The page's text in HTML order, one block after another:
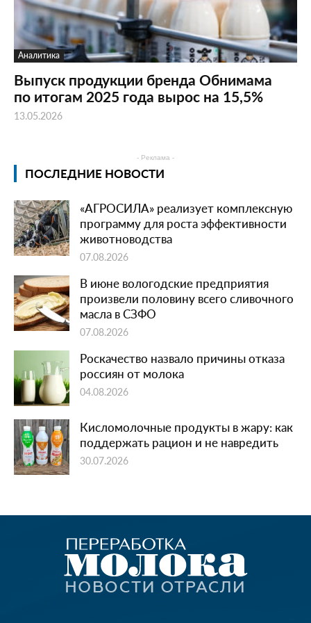
Аналитика
Выпуск продукции бренда Обнимама
по итогам 2025 года вырос на 15,5%
13.05.2026
- Реклама -
ПОСЛЕДНИЕ НОВОСТИ
«АГРОСИЛА» реализует комплексную
программу для роста эффективности
животноводства
07.08.2026
В июне вологодские предприятия
произвели половину всего сливочного
масла в СЗФО
07.08.2026
Роскачество назвало причины отказа
россиян от молока
04.08.2026
Кисломолочные продукты в жару: как
поддержать рацион и не навредить
30.07.2026